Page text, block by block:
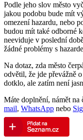
Podle jeho slov město
jakou podobu bude mít
omezení hazardu, nebo
budou mít také odborné
neeviduje v poslední
žádné problémy s
Na dotaz, zda město
odvětil, že jde převážně
dotklo, ale zatím není
Máte doplnění, námět na
mail, WhatsApp nebo